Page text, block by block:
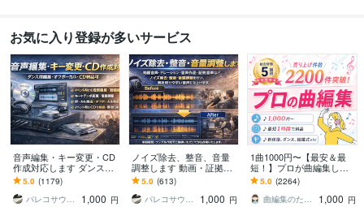
お気に入り登録が多いサービス
音声編集・キー変更・CD
作成対応します ダンスな
どのイベント用楽曲編
集・オフボーカル・CD納
品可
5.0 (1179)
パレコサウンド
1,000 円
ノイズ除去、整音、音量
調整します 動画・証拠音
声を聞き取りやすく改善
5.0 (613)
パレコサウンド
1,000 円
1曲1000円〜【最安＆最
短！】プロが曲編集しま
す カット、メドレー化、
キーやテンポ変更、ボー
カル除去
5.0 (2264)
曲編集のたべたろー
1,000 円